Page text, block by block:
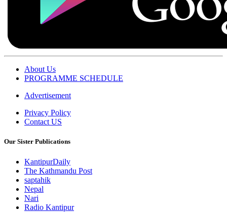
About Us
PROGRAMME SCHEDULE
Advertisement
Privacy Policy
Contact US
Our Sister Publications
KantipurDaily
The Kathmandu Post
saptahik
Nepal
Nari
Radio Kantipur